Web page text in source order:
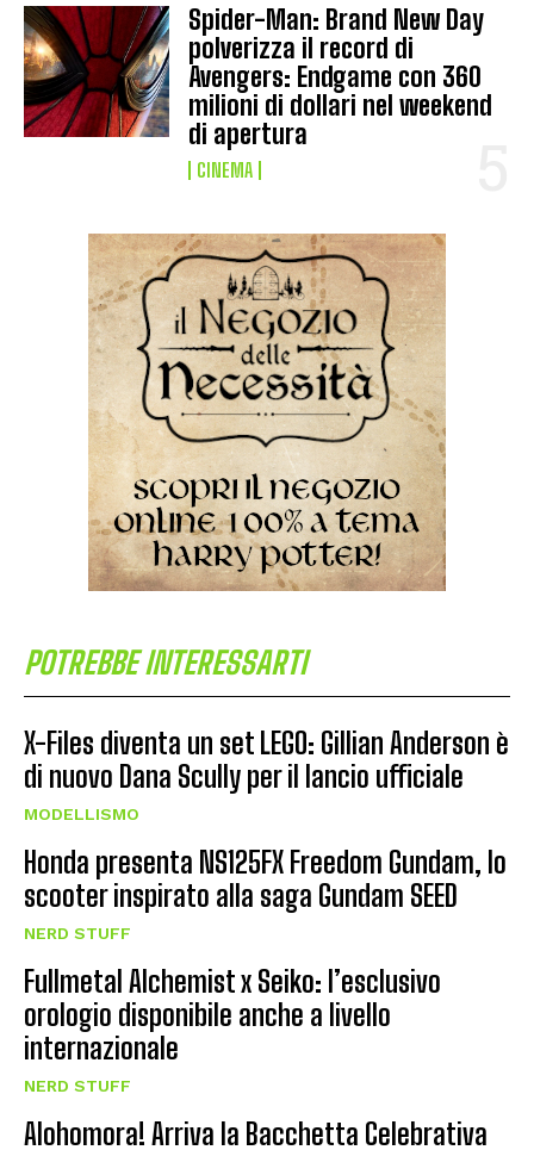
Spider-Man: Brand New Day
polverizza il record di
Avengers: Endgame con 360
milioni di dollari nel weekend
di apertura
CINEMA
POTREBBE INTERESSARTI
X-Files diventa un set LEGO: Gillian Anderson è
di nuovo Dana Scully per il lancio ufficiale
MODELLISMO
Honda presenta NS125FX Freedom Gundam, lo
scooter inspirato alla saga Gundam SEED
NERD STUFF
Fullmetal Alchemist x Seiko: l’esclusivo
orologio disponibile anche a livello
internazionale
NERD STUFF
Alohomora! Arriva la Bacchetta Celebrativa